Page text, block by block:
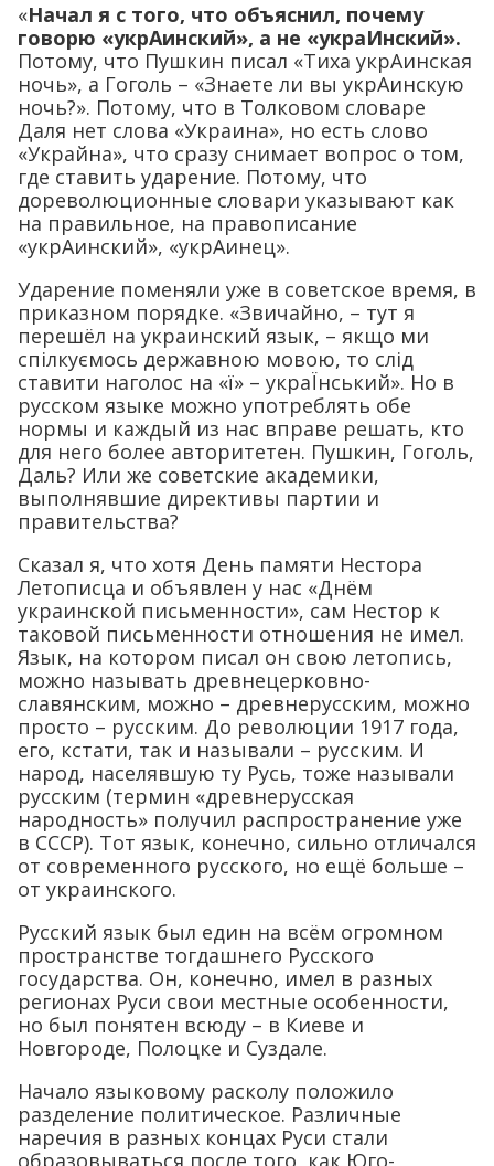
«Начал я с того, что объяснил, почему
говорю «укрАинский», а не «украИнский».
Потому, что Пушкин писал «Тиха укрАинская
ночь», а Гоголь – «Знаете ли вы укрАинскую
ночь?». Потому, что в Толковом словаре
Даля нет слова «Украина», но есть слово
«Украйна», что сразу снимает вопрос о том,
где ставить ударение. Потому, что
дореволюционные словари указывают как
на правильное, на правописание
«укрАинский», «укрАинец».
Ударение поменяли уже в советское время, в
приказном порядке. «Звичайно, – тут я
перешёл на украинский язык, – якщо ми
спілкуємось державною мовою, то слід
ставити наголос на «ї» – украЇнський». Но в
русском языке можно употреблять обе
нормы и каждый из нас вправе решать, кто
для него более авторитетен. Пушкин, Гоголь,
Даль? Или же советские академики,
выполнявшие директивы партии и
правительства?
Сказал я, что хотя День памяти Нестора
Летописца и объявлен у нас «Днём
украинской письменности», сам Нестор к
таковой письменности отношения не имел.
Язык, на котором писал он свою летопись,
можно называть древнецерковно-
славянским, можно – древнерусским, можно
просто – русским. До революции 1917 года,
его, кстати, так и называли – русским. И
народ, населявшую ту Русь, тоже называли
русским (термин «древнерусская
народность» получил распространение уже
в СССР). Тот язык, конечно, сильно отличался
от современного русского, но ещё больше –
от украинского.
Русский язык был един на всём огромном
пространстве тогдашнего Русского
государства. Он, конечно, имел в разных
регионах Руси свои местные особенности,
но был понятен всюду – в Киеве и
Новгороде, Полоцке и Суздале.
Начало языковому расколу положило
разделение политическое. Различные
наречия в разных концах Руси стали